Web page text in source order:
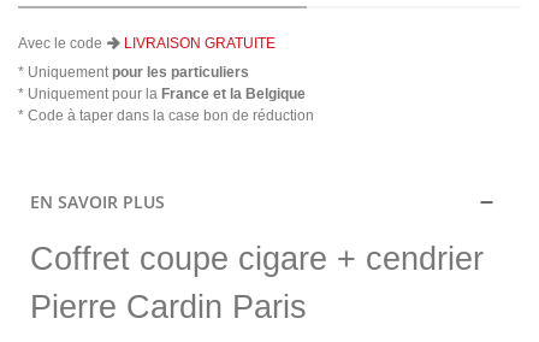
Avec le code
LIVRAISON GRATUITE
* Uniquementpour les particuliers
* Uniquement pour la France et la Belgique
* Code à taper dans la case bon de réduction
EN SAVOIR PLUS
Coffret coupe cigare + cendrier
Pierre Cardin Paris